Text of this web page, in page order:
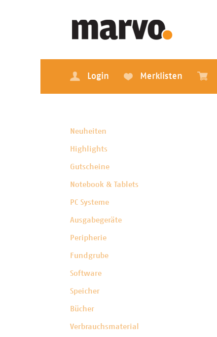
Login Merklisten
Neuheiten
Highlights
Gutscheine
Notebook & Tablets
PC Systeme
Ausgabegeräte
Peripherie
Fundgrube
Software
Speicher
Bücher
Verbrauchsmaterial